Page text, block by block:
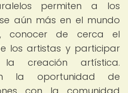
permiten a los
aún más en el mundo
conocer de cerca el
los artistas y participar
creación artística.
la oportunidad de